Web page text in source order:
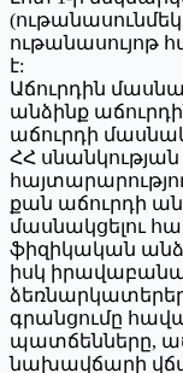
(ութանասունմեկ
ութանասույոթ
է:
Աճուրդին
անձինք
աճուրդի
ՀՀ
քան աճուրդի
մասնակցելու
ֆիզիկական
իսկ
գրանցումը
պատճենները,
նախավճարի